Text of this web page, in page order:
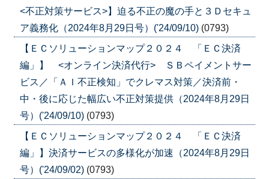
<不正対策サービス>】迫る不正の魔の手と３Ｄセキュ
ア義務化（2024年8月29日号）('24/09/10) (0793)
【ＥＣソリューションマップ２０２４ 「ＥＣ決済
編」】 <オンライン決済代行> ＳＢペイメントサー
ビス／「ＡＩ不正検知」でクレマス対策／決済前・
中・後に応じた幅広い不正対策提供（2024年8月29日
号）('24/09/10) (0793)
【ＥＣソリューションマップ２０２４ 「ＥＣ決済
編」】決済サービスの多様化が加速（2024年8月29日
号）('24/09/02) (0793)